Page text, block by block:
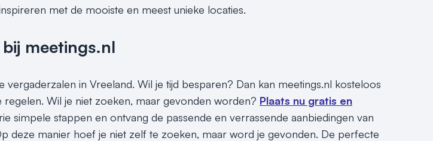
met de mooiste en meest unieke locaties.
meetings.nl
vergaderzalen in Vreeland. Wil je tijd besparen? Dan kan meetings.nl kosteloos
Wil je niet zoeken, maar gevonden worden? Plaats nu gratis en
simpele stappen en ontvang de passende en verrassende aanbiedingen van
deze manier hoef je niet zelf te zoeken, maar word je gevonden. De perfecte